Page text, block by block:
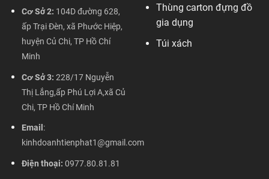
Cơ Sở 2: 104D đường 628,
ấp Trại Đèn, xã Phước Hiệp,
huyện Củ Chi, TP Hồ Chí
Minh
Cơ Sở 3: 228/17 Nguyễn
Thị Lắng,ấp Phú Lợi A,xã Củ
Chi, TP Hồ Chí Minh
Email :
kinhdoanhtienphat1@gmail.com
Điện thoại: 0977.80.81.81
Thùng carton đựng đồ
gia dụng
Túi xách